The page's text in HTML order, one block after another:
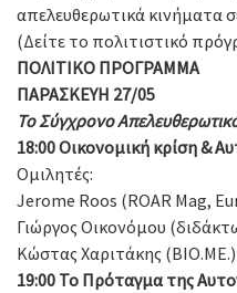
απελευθερωτικά κινήματα
(Δείτε το πολιτιστικό
ΠΟΛΙΤΙΚΟ ΠΡΟΓΡΑΜΜΑ
ΠΑΡΑΣΚΕΥΗ 27/05
Το Σύγχρονο
18:00Οικονομική κρίση &
Ομιλητές:
Jerome Roos (ROAR Mag,
Γιώργος Οικονόμου
Κώστας Χαριτάκης (ΒΙΟ.ΜΕ.)
19:00 Το Πρόταγμα της